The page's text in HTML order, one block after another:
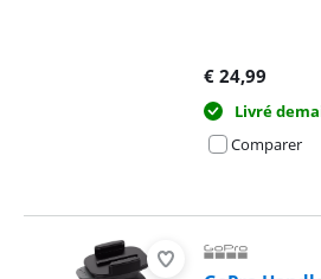
€ 24,99
Livré
Comparer